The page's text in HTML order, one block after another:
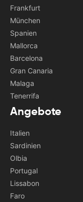
Frankfurt
München
Spanien
Mallorca
Barcelona
Gran Canaria
Malaga
Tenerrifa
Angebote
Italien
Sardinien
Olbia
Portugal
Lissabon
Faro